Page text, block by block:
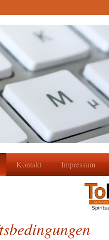
Kontakt Impressum